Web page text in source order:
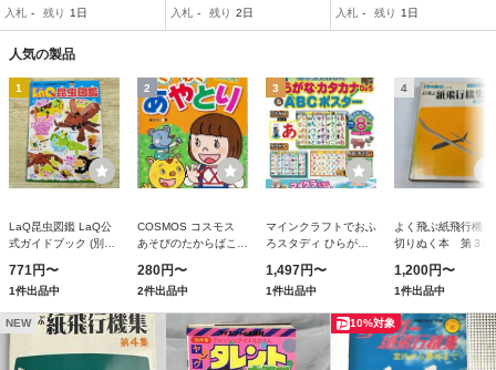
入札 - 残り 1日
論理のろじかーる 1冊1
入札 - 残り 2日 入札 - 残り 1日
人気の製品
1
LaQ昆虫図鑑 LaQ公
式ガイドブック (別冊
771円〜
1件出品中
2
COSMOS コスモス
あそびのたからばこ
CSS62180
280円〜
2件出品中
3
マインクラフトでおふ
ろスタディ ひらがな
ポスター ([バラエテ
ィ])
1,497円〜
1件出品中
4
よく飛ぶ紙飛行機
切りぬく本 第３集
康明／著
1,200円〜
1件出品中
NEW 10%対象